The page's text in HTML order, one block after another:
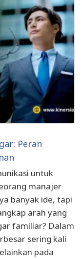
Peran
untuk
manajer
banyak ide, tapi
arah yang
familiar? Dalam
sering kali
pada